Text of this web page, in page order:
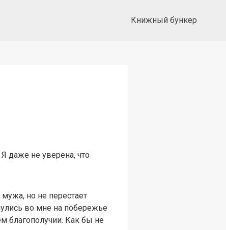
Книжный бункер
даже не уверена, что
но не перестает
во мне на побережье
благополучии. Как бы не